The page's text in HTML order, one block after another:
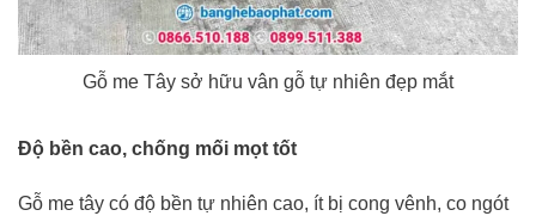
Gỗ me Tây sở hữu vân gỗ tự nhiên đẹp mắt
Độ bền cao, chống mối mọt tốt
Gỗ me tây có độ bền tự nhiên cao, ít bị cong vênh, co ngót